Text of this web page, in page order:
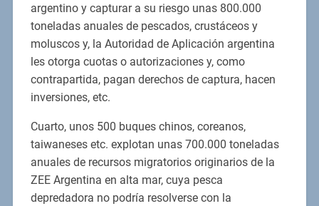
argentino y capturar a su riesgo unas 800.000
toneladas anuales de pescados, crustáceos y
moluscos y, la Autoridad de Aplicación argentina
les otorga cuotas o autorizaciones y, como
contrapartida, pagan derechos de captura, hacen
inversiones, etc.
Cuarto, unos 500 buques chinos, coreanos,
taiwaneses etc. explotan unas 700.000 toneladas
anuales de recursos migratorios originarios de la
ZEE Argentina en alta mar, cuya pesca
depredadora no podría resolverse con la